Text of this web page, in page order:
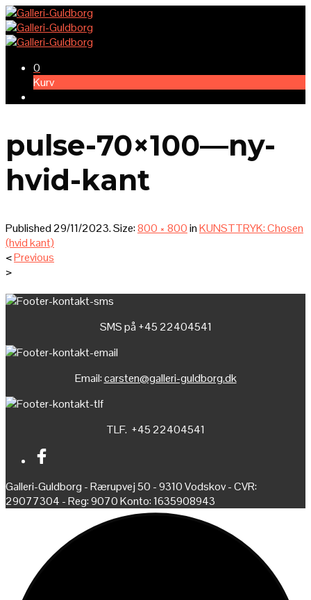
0
Kurv
pulse-70×100—ny-
hvid-kant
Published29/11/2023. Size:800 × 800inKUNSTTRYK: Chosen
(hvid kant)
<Previous
>
SMS på +45 22404541
Email:carsten@galleri-guldborg.dk
TLF. +45 22404541
Galleri-Guldborg - Rærupvej 50 - 9310 Vodskov - CVR:
29077304 - Reg: 9070 Konto: 1635908943